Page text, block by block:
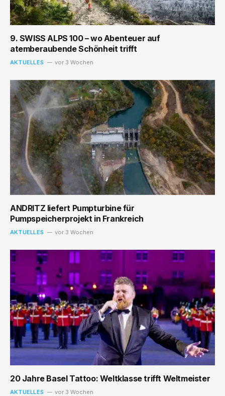
9. SWISS ALPS 100 – wo Abenteuer auf
atemberaubende Schönheit trifft
AKTUELLES vor 3 Wochen
ANDRITZ liefert Pumpturbine für
Pumpspeicherprojekt in Frankreich
AKTUELLES vor 3 Wochen
20 Jahre Basel Tattoo: Weltklasse trifft Weltmeister
AKTUELLES vor 3 Wochen